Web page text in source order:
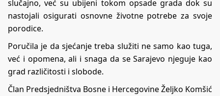
slučajno, već su ubijeni tokom opsade grada dok su
nastojali osigurati osnovne životne potrebe za svoje
porodice.
Poručila je da sjećanje treba služiti ne samo kao tuga,
već i opomena, ali i snaga da se Sarajevo njeguje kao
grad različitosti i slobode.
Član Predsjedništva Bosne i Hercegovine Željko Komšić